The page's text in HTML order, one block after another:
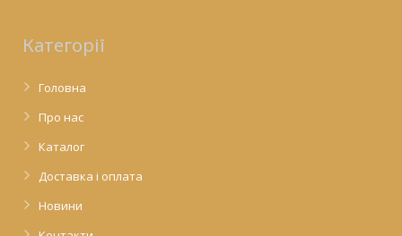
Категорії
Головна
Про нас
Каталог
Доставка і оплата
Новини